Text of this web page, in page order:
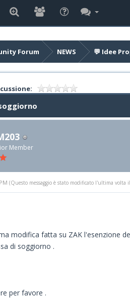
Forum NEWS 💬 Idee
Member
(Questo messaggio è stato modificato l'ultima volta
modifica fatta su ZAK l'esenzione
di soggiorno .
per favore .